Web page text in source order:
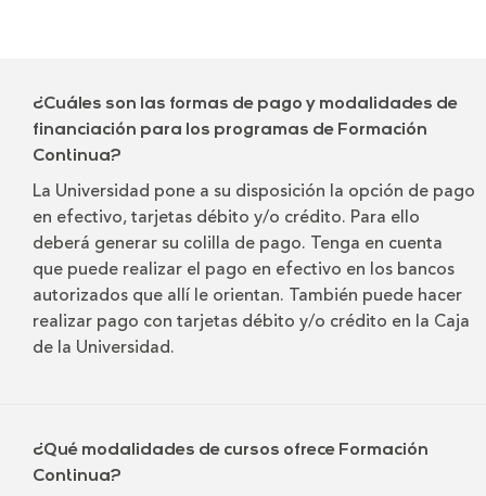
¿Cuáles son las formas de pago y modalidades de
financiación para los programas de Formación
Continua?
La Universidad pone a su disposición la opción de pago
en efectivo, tarjetas débito y/o crédito. Para ello
deberá generar su colilla de pago. Tenga en cuenta
que puede realizar el pago en efectivo en los bancos
autorizados que allí le orientan. También puede hacer
realizar pago con tarjetas débito y/o crédito en la Caja
de la Universidad.
¿Qué modalidades de cursos ofrece Formación
Continua?